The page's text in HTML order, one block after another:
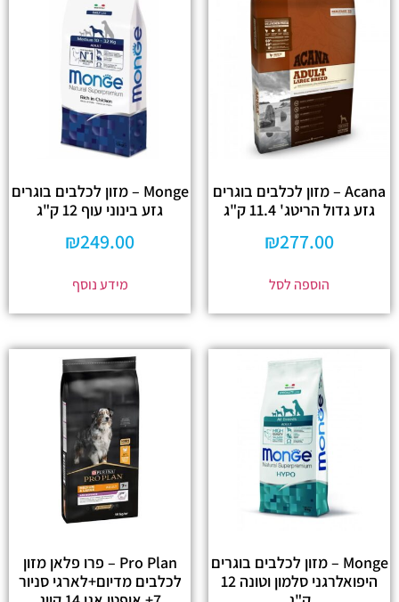
Acana – מזון לכלבים בוגרים
גזע גדול הריטג' 11.4 ק"ג
₪277.00
הוספה לסל
Monge – מזון לכלבים בוגרים
גזע בינוני עוף 12 ק"ג
₪249.00
מידע נוסף
Monge – מזון לכלבים בוגרים
היפואלרגני סלמון וטונה 12
Pro Plan – פרו פלאן מזון
לכלבים מדיום+לארגי סניור